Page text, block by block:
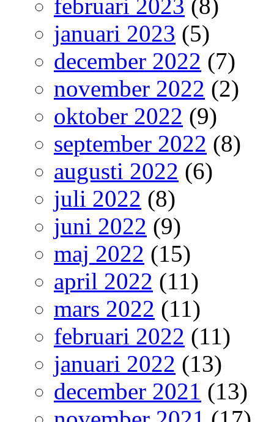
februari 2023 (8)
januari 2023 (5)
december 2022 (7)
november 2022 (2)
oktober 2022 (9)
september 2022 (8)
augusti 2022 (6)
juli 2022 (8)
juni 2022 (9)
maj 2022 (15)
april 2022 (11)
mars 2022 (11)
februari 2022 (11)
januari 2022 (13)
december 2021 (13)